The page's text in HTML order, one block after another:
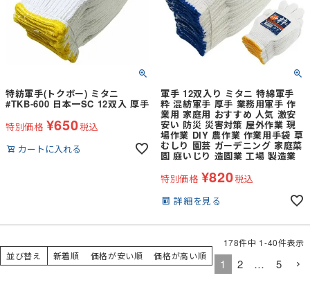
特紡軍手(トクボー) ミタニ
#TKB-600 日本一SC 12双入 厚手
特別価格 ¥650税込
カートに入れる
軍手 12双入り ミタニ 特綿軍手
粋 混紡軍手 厚手 業務用軍手 作
業用 家庭用 おすすめ 人気 激安
安い 防災 災害対策 屋外作業 現
場作業 DIY 農作業 作業用手袋 草
むしり 園芸 ガーデニング 家庭菜
園 庭いじり 造園業 工場 製造業
特別価格 ¥820税込
詳細を見る
並び替え 新着順 価格が安い順 価格が高い順
178件中 1-40件表示
1 2 … 5